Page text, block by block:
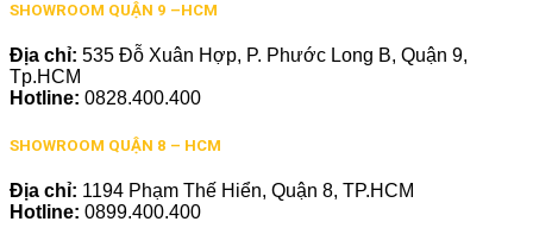
SHOWROOM QUẬN 9 –HCM
Địa chỉ: 535 Đỗ Xuân Hợp, P. Phước Long B, Quận 9,
Tp.HCM
Hotline: 0828.400.400
SHOWROOM QUẬN 8 – HCM
Địa chỉ: 1194 Phạm Thế Hiển, Quận 8, TP.HCM
Hotline: 0899.400.400